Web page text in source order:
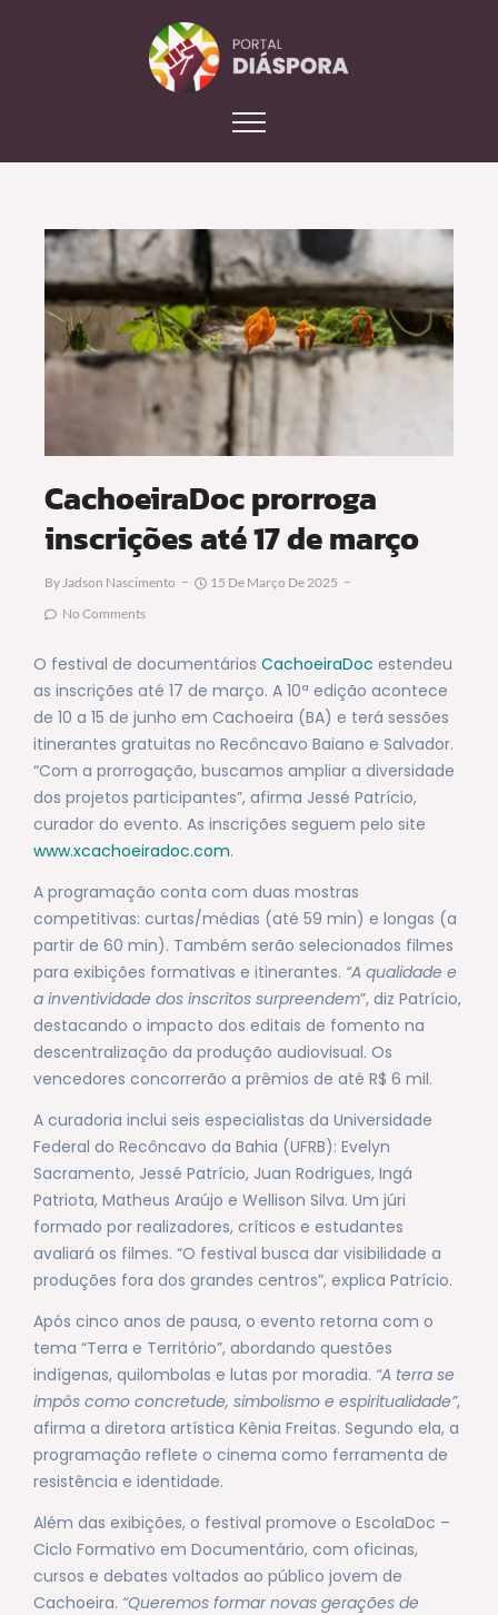
CachoeiraDoc prorroga
inscrições até 17 de março
By Jadson Nascimento
15 De Março De 2025
No Comments
O festival de documentários CachoeiraDoc estendeu
as inscrições até 17 de março. A 10ª edição acontece
de 10 a 15 de junho em Cachoeira (BA) e terá sessões
itinerantes gratuitas no Recôncavo Baiano e Salvador.
“Com a prorrogação, buscamos ampliar a diversidade
dos projetos participantes”, afirma Jessé Patrício,
curador do evento. As inscrições seguem pelo site
www.xcachoeiradoc.com.
A programação conta com duas mostras
competitivas: curtas/médias (até 59 min) e longas (a
partir de 60 min). Também serão selecionados filmes
para exibições formativas e itinerantes. “A qualidade e
a inventividade dos inscritos surpreendem”, diz Patrício,
destacando o impacto dos editais de fomento na
descentralização da produção audiovisual. Os
vencedores concorrerão a prêmios de até R$ 6 mil.
A curadoria inclui seis especialistas da Universidade
Federal do Recôncavo da Bahia (UFRB): Evelyn
Sacramento, Jessé Patrício, Juan Rodrigues, Ingá
Patriota, Matheus Araújo e Wellison Silva. Um júri
formado por realizadores, críticos e estudantes
avaliará os filmes. “O festival busca dar visibilidade a
produções fora dos grandes centros”, explica Patrício.
Após cinco anos de pausa, o evento retorna com o
tema “Terra e Território”, abordando questões
indígenas, quilombolas e lutas por moradia. “A terra se
impôs como concretude, simbolismo e espiritualidade”,
afirma a diretora artística Kênia Freitas. Segundo ela, a
programação reflete o cinema como ferramenta de
resistência e identidade.
Além das exibições, o festival promove o EscolaDoc –
Ciclo Formativo em Documentário, com oficinas,
cursos e debates voltados ao público jovem de
Cachoeira. “Queremos formar novas gerações de